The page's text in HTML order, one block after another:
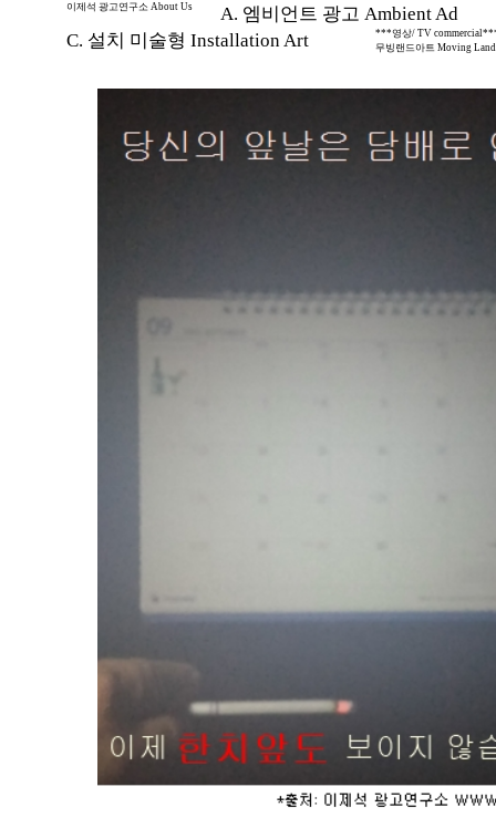
이제석 광고연구소 About Us
A. 엠비언트 광고 Ambient Ad
C. 설치 미술형 Installation Art
***영상/ TV
무빙랜드아트 Moving